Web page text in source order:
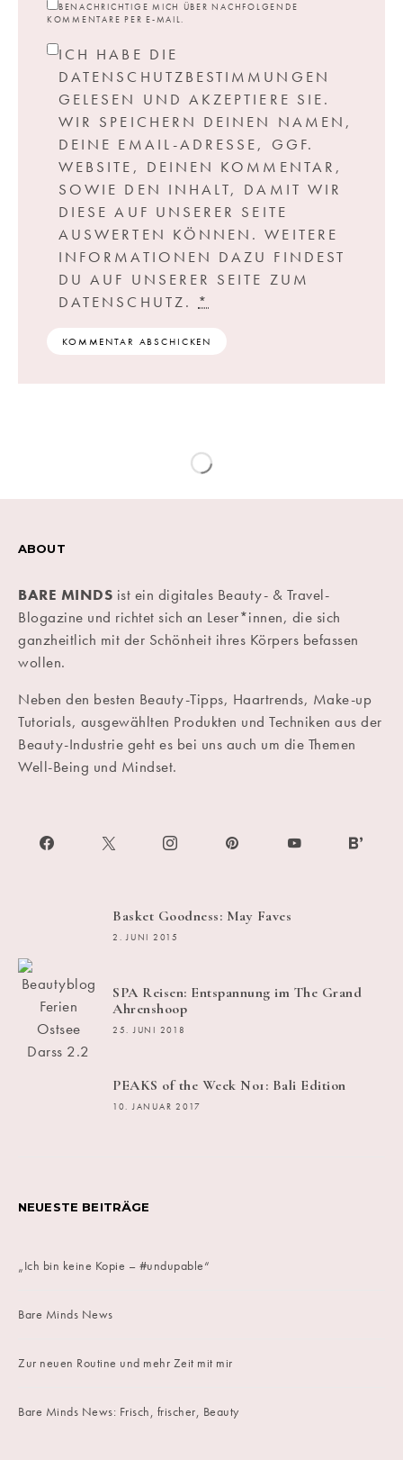
BENACHRICHTIGE MICH ÜBER NACHFOLGENDE
KOMMENTARE PER E-MAIL.
ICH HABE DIE
DATENSCHUTZBESTIMMUNGEN
GELESEN UND AKZEPTIERE SIE.
WIR SPEICHERN DEINEN NAMEN,
DEINE EMAIL-ADRESSE, GGF.
WEBSITE, DEINEN KOMMENTAR,
SOWIE DEN INHALT, DAMIT WIR
DIESE AUF UNSERER SEITE
AUSWERTEN KÖNNEN. WEITERE
INFORMATIONEN DAZU FINDEST
DU AUF UNSERER SEITE ZUM
DATENSCHUTZ. *
ABOUT
BARE MINDS ist ein digitales Beauty- & Travel-
Blogazine und richtet sich an Leser*innen, die sich
ganzheitlich mit der Schönheit ihres Körpers befassen
wollen.
Neben den besten Beauty-Tipps, Haartrends, Make-up
Tutorials, ausgewählten Produkten und Techniken aus der
Beauty-Industrie geht es bei uns auch um die Themen
Well-Being und Mindset.
Basket Goodness: May Faves
2. JUNI 2015
SPA Reisen: Entspannung im The Grand
Ahrenshoop
25. JUNI 2018
PEAKS of the Week No1: Bali Edition
10. JANUAR 2017
NEUESTE BEITRÄGE
„Ich bin keine Kopie – #undupable“
Bare Minds News
Zur neuen Routine und mehr Zeit mit mir
Bare Minds News: Frisch, frischer, Beauty